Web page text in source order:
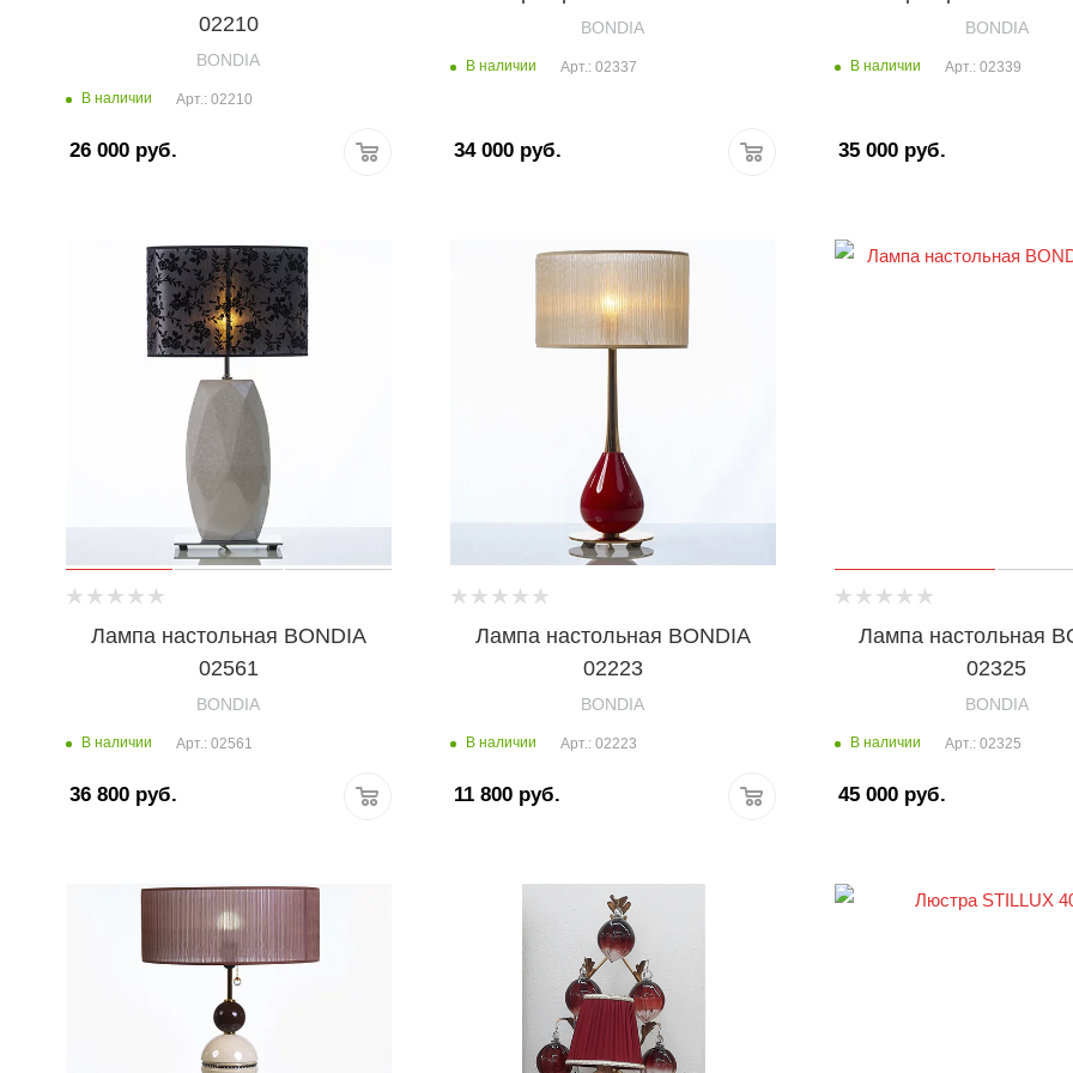
02210
BONDIA
В наличии Арт.: 02210
26 000 руб.
BONDIA
В наличии Арт.: 02337
34 000руб.
BONDIA
В наличии Арт.: 02339
35 000руб.
Лампа настольная BONDIA
02561
BONDIA
В наличии Арт.: 02561
36 800 руб.
Лампа настольная BONDIA
02223
BONDIA
В наличии Арт.: 02223
11 800руб.
Лампа настольная
02325
BONDIA
В наличии Арт.: 02325
45 000руб.